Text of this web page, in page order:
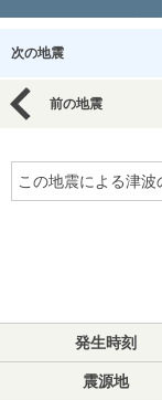
次の地震
前の地震
この地震による津波
発生時刻
震源地